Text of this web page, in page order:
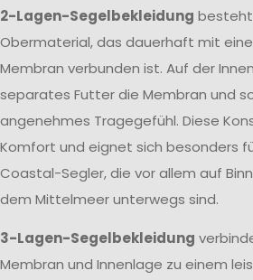
2-Lagen-Segelbekleidung
Obermaterial, das dauerhaft mit
Membran verbunden ist. Auf der
separates Futter die Membran und
angenehmes Tragegefühl. Diese
Komfort und eignet sich besonders
Coastal-Segler, die vor allem auf
dem Mittelmeer unterwegs sind.
3-Lagen-Segelbekleidung
Membran und Innenlage zu einem